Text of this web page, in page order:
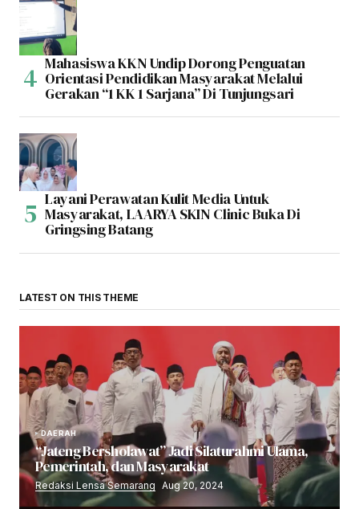
Mahasiswa KKN Undip Dorong Penguatan
Orientasi Pendidikan Masyarakat Melalui
Gerakan “1 KK 1 Sarjana” Di Tunjungsari
Layani Perawatan Kulit Media Untuk
Masyarakat, LAARYA SKIN Clinic Buka Di
Gringsing Batang
LATEST ON THIS THEME
DAERAH
“Jateng Bersholawat” Jadi Silaturahmi Ulama,
Pemerintah, dan Masyarakat
Redaksi Lensa Semarang Aug 20, 2024